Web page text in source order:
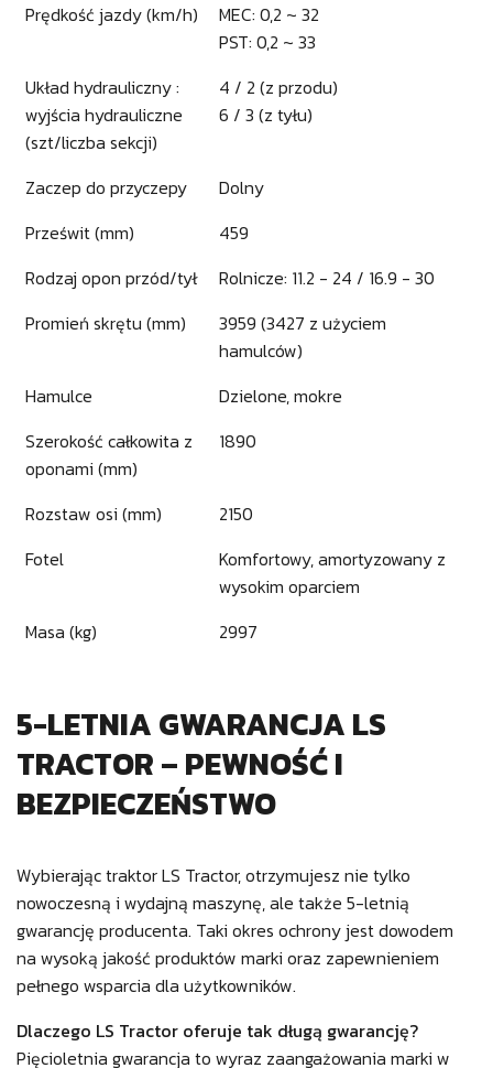
Prędkość jazdy (km/h)
MEC: 0,2 ~ 32
PST: 0,2 ~ 33
Układ hydrauliczny :
wyjścia hydrauliczne
(szt/liczba sekcji)
4 / 2 (z przodu)
6 / 3 (z tyłu)
Zaczep do przyczepy
Dolny
Prześwit (mm)
459
Rodzaj opon przód/tył
Rolnicze: 11.2 - 24 / 16.9 - 30
Promień skrętu (mm)
3959 (3427 z użyciem
hamulców)
Hamulce
Dzielone, mokre
Szerokość całkowita z
oponami (mm)
1890
Rozstaw osi (mm)
2150
Fotel
Komfortowy, amortyzowany z
wysokim oparciem
Masa (kg)
2997
5-LETNIA GWARANCJA LS
TRACTOR – PEWNOŚĆ I
BEZPIECZEŃSTWO
Wybierając traktor LS Tractor, otrzymujesz nie tylko
nowoczesną i wydajną maszynę, ale także 5-letnią
gwarancję producenta. Taki okres ochrony jest dowodem
na wysoką jakość produktów marki oraz zapewnieniem
pełnego wsparcia dla użytkowników.
Dlaczego LS Tractor oferuje tak długą gwarancję?
Pięcioletnia gwarancja to wyraz zaangażowania marki w